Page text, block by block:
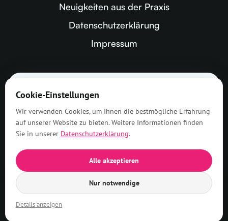
Neuigkeiten aus der Praxis
Datenschutzerklärung
Impressum
Zahnarztpraxis Greven
Dres. Hillgärtner &
Dr. Kramer
4.7
186 Bewertungen
Cookie-Einstellungen
Wir verwenden Cookies, um Ihnen die bestmögliche Erfahrung
auf unserer Website zu bieten. Weitere Informationen finden
Sie in unserer Datenschutzerklärung.
Alle akzeptieren
Nur notwendige
Details anzeigen